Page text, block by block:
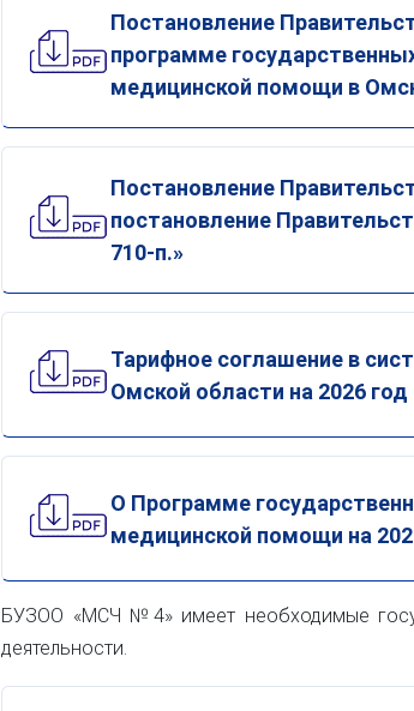
Постановление
программе
медицинской помощи в
Постановление
постановление
710-п.»
Тарифное соглашение в
Омской области на 2026 год
О Программе
медицинской помощи на
БУЗОО «МСЧ №4» имеет необходимые
деятельности.